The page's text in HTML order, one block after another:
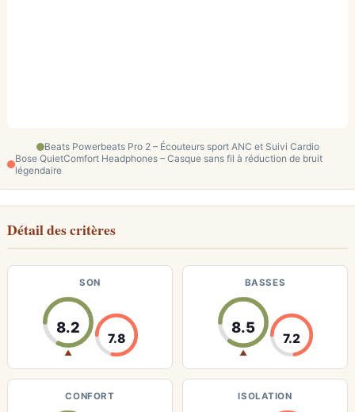
Beats Powerbeats Pro 2 – Écouteurs sport ANC et Suivi Cardio
Bose QuietComfort Headphones – Casque sans fil à réduction de bruit
légendaire
Détail des critères
SON
8.2
▲
7.8
BASSES
8.5
▲
7.2
CONFORT ISOLATION